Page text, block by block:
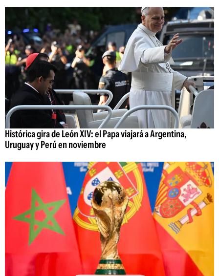
Histórica gira de León XIV: el Papa viajará a Argentina,
Uruguay y Perú en noviembre